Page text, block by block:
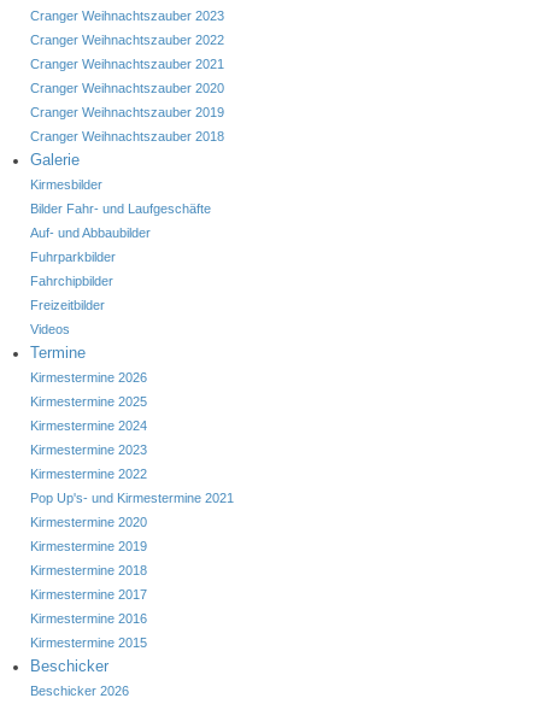
Cranger Weihnachtszauber 2023
Cranger Weihnachtszauber 2022
Cranger Weihnachtszauber 2021
Cranger Weihnachtszauber 2020
Cranger Weihnachtszauber 2019
Cranger Weihnachtszauber 2018
Galerie
Kirmesbilder
Bilder Fahr- und Laufgeschäfte
Auf- und Abbaubilder
Fuhrparkbilder
Fahrchipbilder
Freizeitbilder
Videos
Termine
Kirmestermine 2026
Kirmestermine 2025
Kirmestermine 2024
Kirmestermine 2023
Kirmestermine 2022
Pop Up's- und Kirmestermine 2021
Kirmestermine 2020
Kirmestermine 2019
Kirmestermine 2018
Kirmestermine 2017
Kirmestermine 2016
Kirmestermine 2015
Beschicker
Beschicker 2026